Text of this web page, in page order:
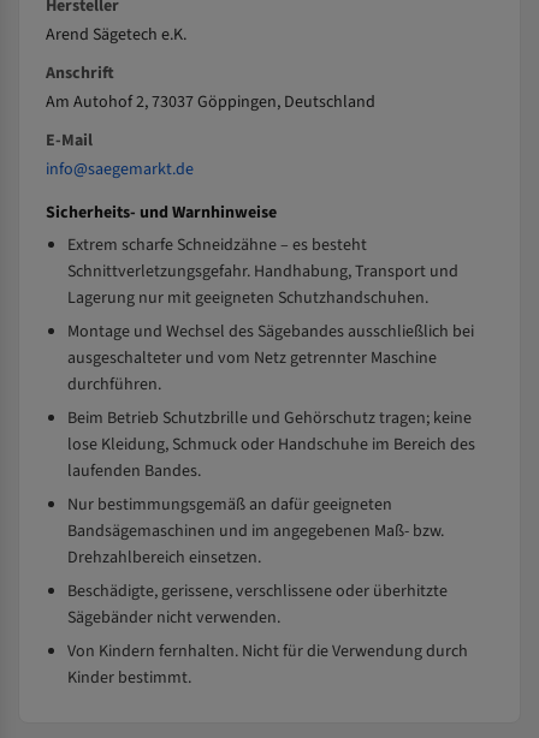
Hersteller
Arend Sägetech e.K.
Anschrift
Am Autohof 2, 73037 Göppingen, Deutschland
E-Mail
info@saegemarkt.de
Sicherheits- und Warnhinweise
Extrem scharfe Schneidzähne – es besteht
Schnittverletzungsgefahr. Handhabung, Transport und
Lagerung nur mit geeigneten Schutzhandschuhen.
Montage und Wechsel des Sägebandes ausschließlich bei
ausgeschalteter und vom Netz getrennter Maschine
durchführen.
Beim Betrieb Schutzbrille und Gehörschutz tragen; keine
lose Kleidung, Schmuck oder Handschuhe im Bereich des
laufenden Bandes.
Nur bestimmungsgemäß an dafür geeigneten
Bandsägemaschinen und im angegebenen Maß- bzw.
Drehzahlbereich einsetzen.
Beschädigte, gerissene, verschlissene oder überhitzte
Sägebänder nicht verwenden.
Von Kindern fernhalten. Nicht für die Verwendung durch
Kinder bestimmt.